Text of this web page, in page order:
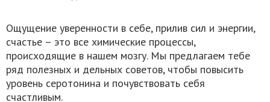
Ощущение уверенности в себе, прилив сил и энергии,
счастье – это все химические процессы,
происходящие в нашем мозгу. Мы предлагаем тебе
ряд полезных и дельных советов, чтобы повысить
уровень серотонина и почувствовать себя
счастливым.